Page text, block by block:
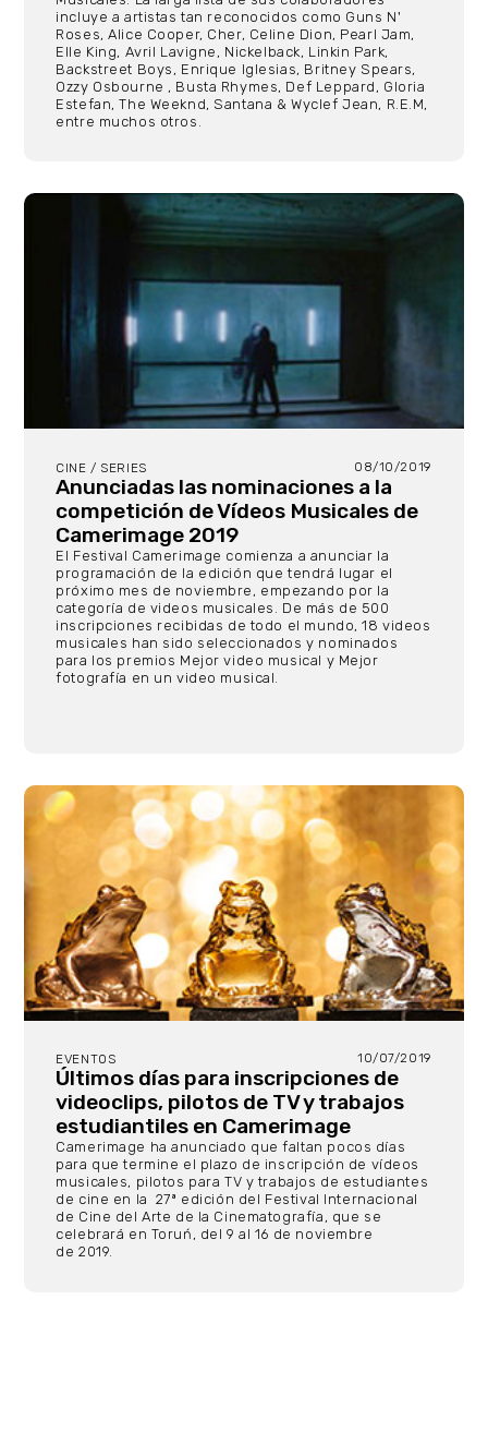
incluye a artistas tan reconocidos como Guns N'
Roses, Alice Cooper, Cher, Celine Dion, Pearl Jam,
Elle King, Avril Lavigne, Nickelback, Linkin Park,
Backstreet Boys, Enrique Iglesias, Britney Spears,
Ozzy Osbourne , Busta Rhymes, Def Leppard, Gloria
Estefan, The Weeknd, Santana & Wyclef Jean, R.E.M,
entre muchos otros.
CINE / SERIES 08/10/2019
Anunciadas las nominaciones a la
competición de Vídeos Musicales de
Camerimage 2019
El Festival Camerimage comienza a anunciar la
programación de la edición que tendrá lugar el
próximo mes de noviembre, empezando por la
categoría de videos musicales. De más de 500
inscripciones recibidas de todo el mundo, 18 videos
musicales han sido seleccionados y nominados
para los premios Mejor video musical y Mejor
fotografía en un video musical.
EVENTOS 10/07/2019
Últimos días para inscripciones de
videoclips, pilotos de TV y trabajos
estudiantiles en Camerimage
Camerimage ha anunciado que faltan pocos días
para que termine el plazo de inscripción de vídeos
musicales, pilotos para TV y trabajos de estudiantes
de cine en la 27ª edición del Festival Internacional
de Cine del Arte de la Cinematografía, que se
celebrará en Toruń, del 9 al 16 de noviembre
de 2019.